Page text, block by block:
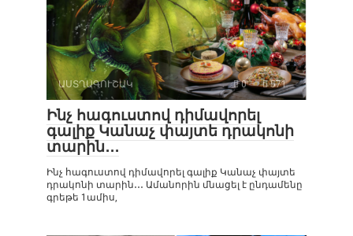
ԱՍՏՂԱԳՈՒՇԱԿ 0 571
Ինչ հագուստով դիմավորել
գալիք Կանաչ փայտե դրակոնի
տարին․․․
Ինչ հագուստով դիմավորել գալիք Կանաչ փայտե
դրակոնի տարին․․․ Ամանորին մնացել է ընդամենը
գրեթե 1ամիս,